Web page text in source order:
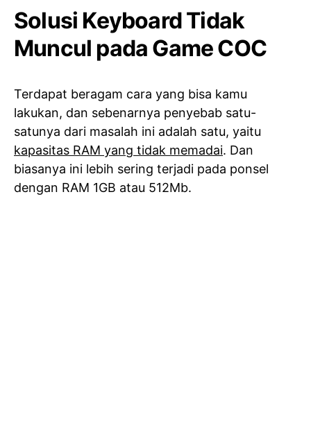
Solusi Keyboard Tidak
Muncul pada Game COC
Terdapat beragam cara yang bisa kamu
lakukan, dan sebenarnya penyebab satu-
satunya dari masalah ini adalah satu, yaitu
kapasitas RAM yang tidak memadai. Dan
biasanya ini lebih sering terjadi pada ponsel
dengan RAM 1GB atau 512Mb.